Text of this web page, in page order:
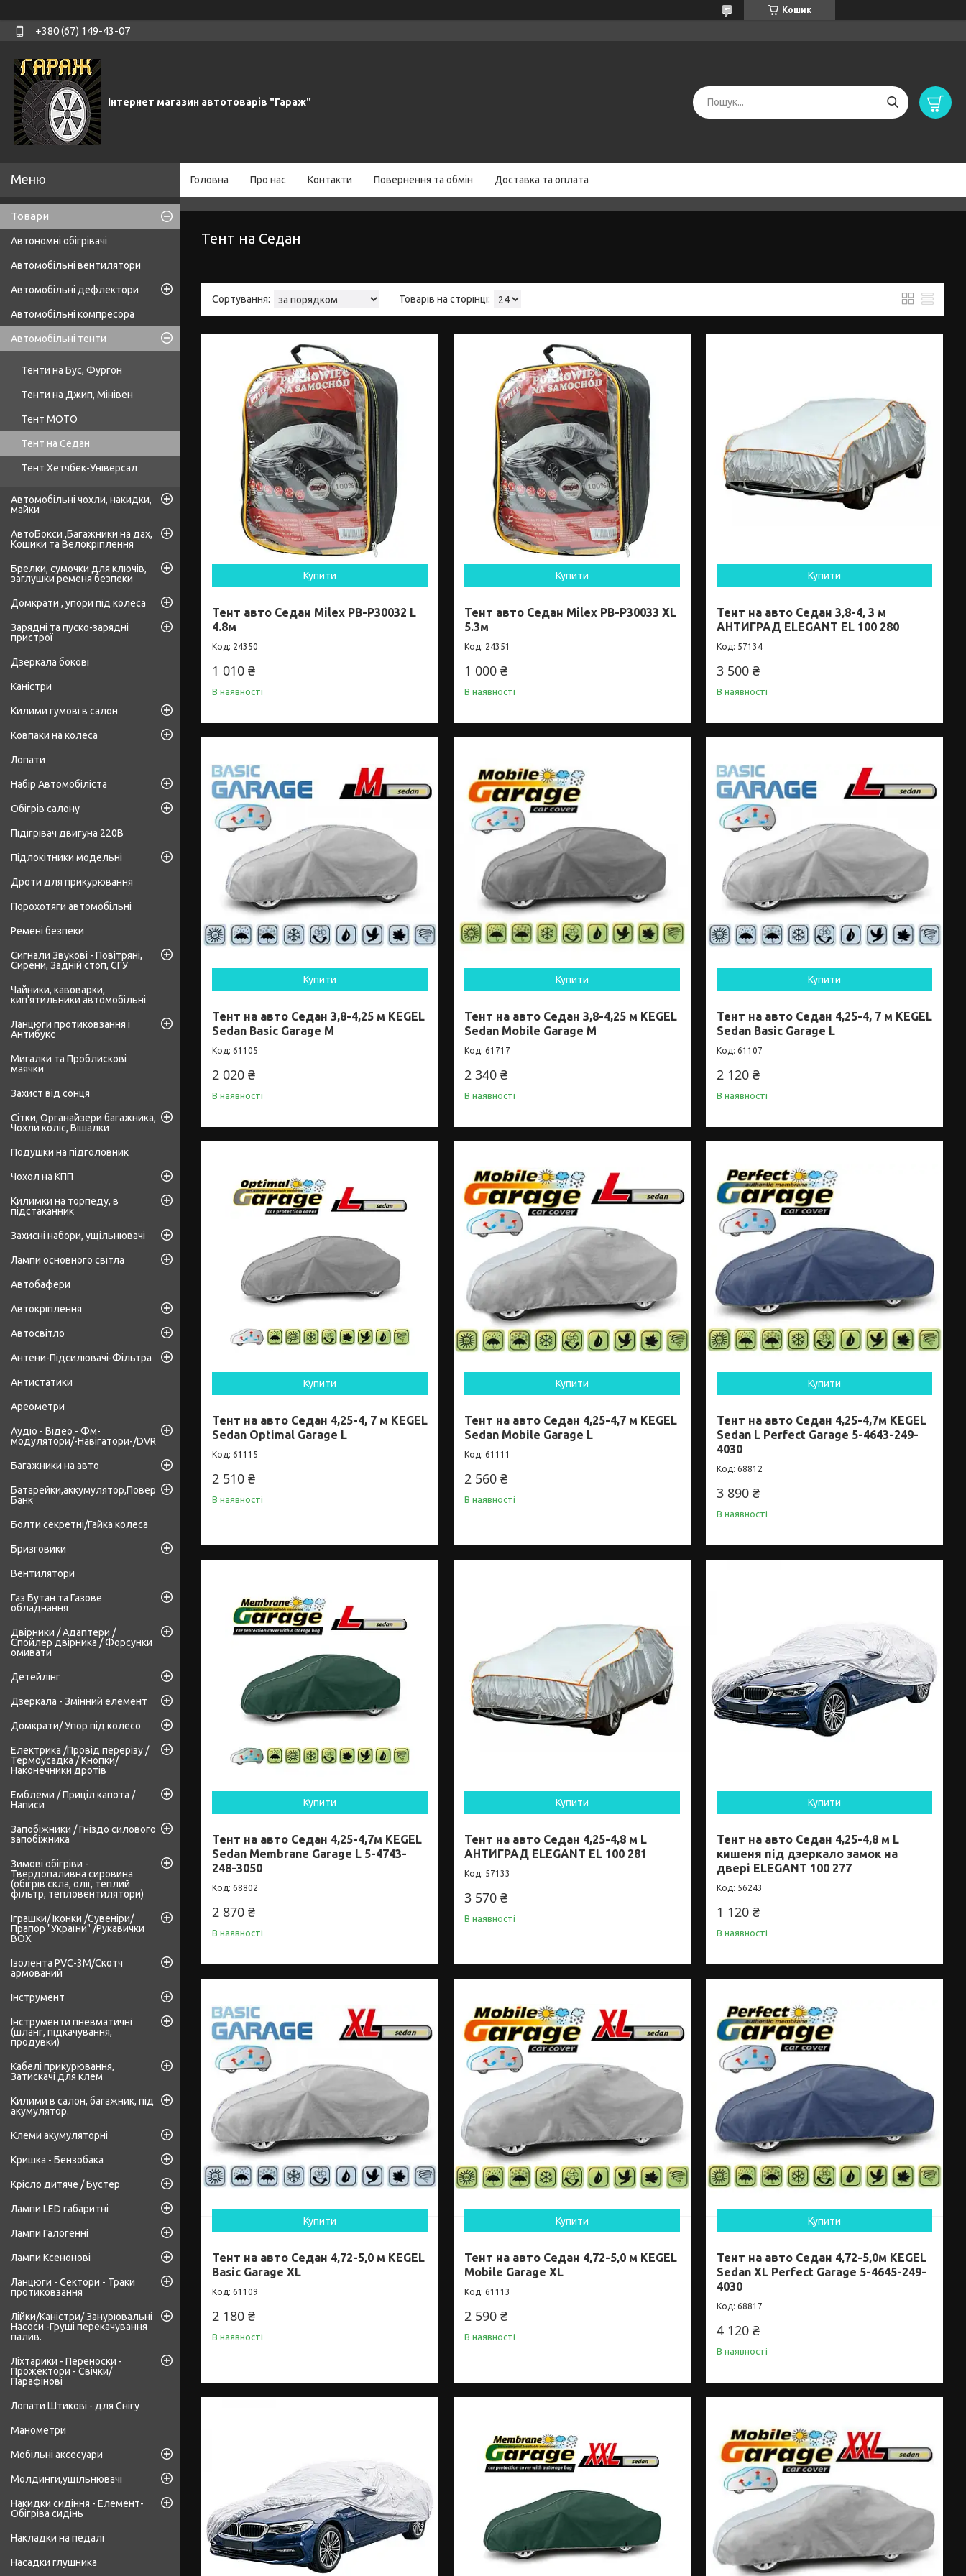
Кошик
+380 (67) 149-43-07
Інтернет магазин автотоварів "Гараж"
Головна Про нас Контакти Повернення та обмін Доставка та оплата
Тент на Седан
Купити
Тент авто Седан Milex PB-P30032 L
4.8м
24350
1 010 ₴
В наявності
Купити
Тент авто Седан Milex PB-P30033 XL
5.3м
24351
1 000 ₴
В наявності
Купити
Тент на авто Седан 3,8-4, 3 м
АНТИГРАД ELEGANT EL 100 280
57134
3 500 ₴
В наявності
Купити
Тент на авто Седан 3,8-4,25 м KEGEL
Sedan Basic Garage M
61105
2 020 ₴
В наявності
Купити
Тент на авто Седан 3,8-4,25 м KEGEL
Sedan Mobile Garage M
61717
2 340 ₴
В наявності
Купити
Тент на авто Седан 4,25-4, 7 м KEGEL
Sedan Basic Garage L
61107
2 120 ₴
В наявності
Купити
Тент на авто Седан 4,25-4, 7 м KEGEL
Sedan Optimal Garage L
61115
2 510 ₴
В наявності
Купити
Тент на авто Седан 4,25-4,7 м KEGEL
Sedan Mobile Garage L
61111
2 560 ₴
В наявності
Купити
Тент на авто Седан 4,25-4,7м KEGEL
Sedan L Perfect Garage 5-4643-249-
4030
68812
3 890 ₴
В наявності
Купити
Тент на авто Седан 4,25-4,7м KEGEL
Sedan Membrane Garage L 5-4743-
248-3050
68802
2 870 ₴
В наявності
Купити
Тент на авто Седан 4,25-4,8 м L
АНТИГРАД ELEGANT EL 100 281
57133
3 570 ₴
В наявності
Купити
Тент на авто Седан 4,25-4,8 м L
кишеня під дзеркало замок на
двері ELEGANT 100 277
56243
1 120 ₴
В наявності
Купити
Тент на авто Седан 4,72-5,0 м KEGEL
Basic Garage XL
61109
2 180 ₴
В наявності
Купити
Тент на авто Седан 4,72-5,0 м KEGEL
Mobile Garage XL
61113
2 590 ₴
В наявності
Купити
Тент на авто Седан 4,72-5,0м KEGEL
Sedan XL Perfect Garage 5-4645-249-
4030
68817
4 120 ₴
В наявності
Товари
Автономні обігрівачі
Автомобільні вентилятори
Автомобільні дефлектори
Автомобільні компресора
Автомобільні тенти
Тенти на Бус, Фургон
Тенти на Джип, Мінівен
Тент МОТО
Тент на Седан
Тент Хетчбек-Універсал
Автомобільні чохли, накидки,
майки
АвтоБокси ,Багажники на дах,
Кошики та Велокріплення
Брелки, сумочки для ключів,
заглушки ременя безпеки
Домкрати , упори під колеса
Зарядні та пуско-зарядні
пристрої
Дзеркала бокові
Каністри
Килими гумові в салон
Ковпаки на колеса
Лопати
Набір Автомобіліста
Обігрів салону
Підігрівач двигуна 220В
Підлокітники модельні
Дроти для прикурювання
Порохотяги автомобільні
Ремені безпеки
Сигнали Звукові - Повітряні,
Сирени, Задній стоп, СГУ
Чайники, кавоварки,
кип'ятильники автомобільні
Ланцюги протиковзання і
Антибукс
Мигалки та Проблискові
маячки
Захист від сонця
Сітки, Органайзери багажника,
Чохли коліс, Вішалки
Подушки на підголовник
Чохол на КПП
Килимки на торпеду, в
підстаканник
Захисні набори, ущільнювачі
Лампи основного світла
Автобафери
Автокріплення
Автосвітло
Антени-Підсилювачі-Фільтра
Антистатики
Ареометри
Аудіо - Відео - Фм-
модулятори/-Навігатори-/DVR
Багажники на авто
Батарейки,аккумулятор,Повер
Банк
Болти секретні/Гайка колеса
Бризговики
Вентилятори
Газ Бутан та Газове
обладнання
Двірники / Адаптери /
Спойлер двірника / Форсунки
омивати
Детейлінг
Дзеркала - Змінний елемент
Домкрати/ Упор під колесо
Електрика /Провід перерізу /
Термоусадка / Кнопки/
Наконечники дротів
Емблеми / Приціл капота /
Написи
Запобіжники / Гніздо силового
запобіжника
Зимові обігріви -
Твердопаливна сировина
(обігрів скла, олії, теплий
фільтр, тепловентилятори)
Іграшки/ Іконки /Сувеніри/
Прапор "України" /Рукавички
BOX
Ізолента PVC-3М/Скотч
армований
Інструмент
Інструменти пневматичні
(шланг, підкачування,
продувки)
Кабелі прикурювання,
Затискачі для клем
Килими в салон, багажник, під
акумулятор.
Клеми акумуляторні
Кришка - Бензобака
Крісло дитяче / Бустер
Лампи LED габаритні
Лампи Галогенні
Лампи Ксенонові
Ланцюги - Сектори - Траки
протиковзання
Лійки/Каністри/ Занурювальні
Насоси -Груші перекачування
палив.
Ліхтарики - Переноски -
Прожектори - Свічки/
Парафінові
Лопати Штикові - для Снігу
Манометри
Мобільні аксесуари
Молдинги,ущільнювачі
Накидки сидіння - Елемент-
Обігріва сидінь
Накладки на педалі
Насадки глушника